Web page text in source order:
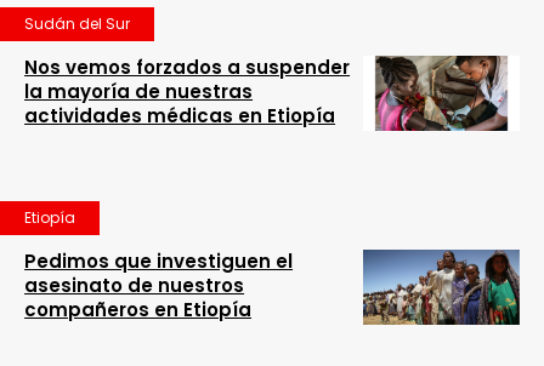
Sudán del Sur
Nos vemos forzados a suspender
la mayoría de nuestras
actividades médicas en Etiopía
Etiopía
Pedimos que investiguen el
asesinato de nuestros
compañeros en Etiopía